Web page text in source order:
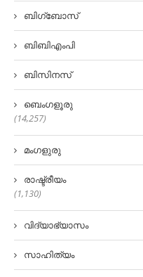
ബിഗ്‌ബോസ്
ബിബിഎംപി
ബിസിനസ്
ബെംഗളൂരു
(14,257)
മംഗളുരു
രാഷ്ട്രീയം
(1,130)
വിദ്യാഭ്യാസം
സാഹിത്യം